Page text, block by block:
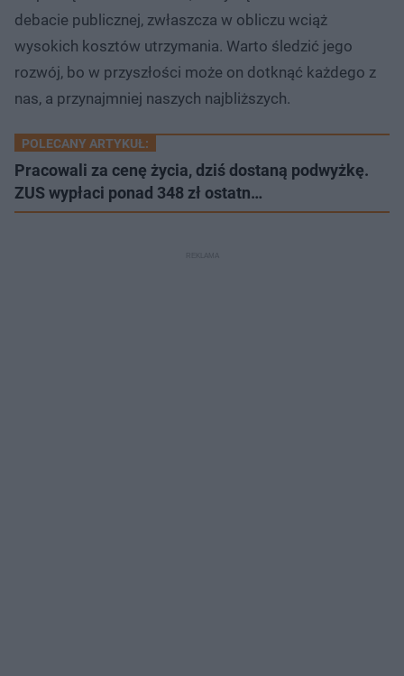
debacie publicznej, zwłaszcza w obliczu wciąż
wysokich kosztów utrzymania. Warto śledzić jego
rozwój, bo w przyszłości może on dotknąć każdego z
nas, a przynajmniej naszych najbliższych.
POLECANY ARTYKUŁ:
Pracowali za cenę życia, dziś dostaną podwyżkę.
ZUS wypłaci ponad 348 zł ostatn…